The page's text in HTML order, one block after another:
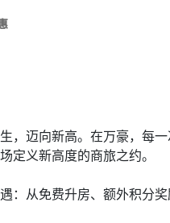
，迈向新高。在万豪，每
定义新高度的商旅之约。​
：从免费升房、额外积分